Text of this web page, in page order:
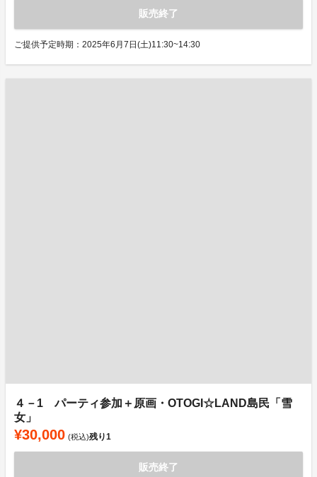
販売終了
ご提供予定時期：2025年6月7日(土)11:30~14:30
４－1 パーティ参加＋原画・OTOGI☆LAND島民「雪
女」
¥30,000 (税込)残り1
販売終了